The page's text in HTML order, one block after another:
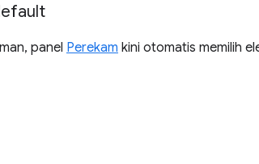
panel Perekam kini otomatis memilih